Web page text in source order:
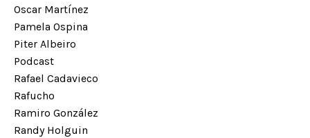
Oscar Martínez
Pamela Ospina
Piter Albeiro
Podcast
Rafael Cadavieco
Rafucho
Ramiro González
Randy Holguin